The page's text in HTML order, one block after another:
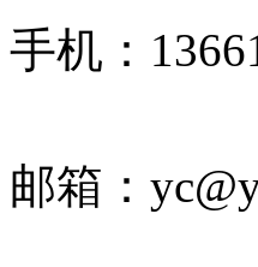
手机：
邮箱：